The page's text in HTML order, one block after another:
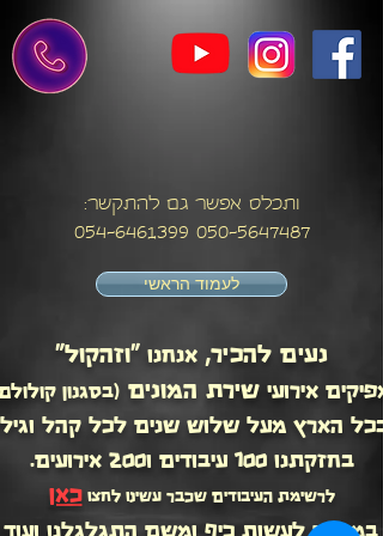
ותכלס אפשר גם להתקשר:
050-5647487
054-6461399
לעמוד הראשי
נעים להכיר,אנחנו"וזהקול"
מפיקים אירועי שירת המונים (בסגנון
בכל הארץ מעל שלוש שנים לכל קהל
בחזקתנו 100 עיבודים ו200 אירועים.
לרשימת העיבודים שכבר עשינו לחצוכאן
במטרה לעשות כיף ומשם התגלגלנו